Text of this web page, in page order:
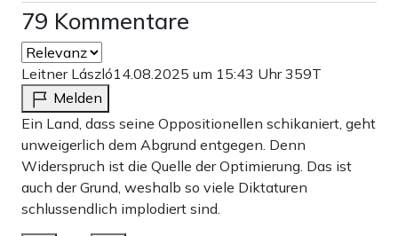
79 Kommentare
Leitner László14.08.2025 um 15:43 Uhr359T
Melden
Ein Land, dass seine Oppositionellen schikaniert, geht
unweigerlich dem Abgrund entgegen. Denn
Widerspruch ist die Quelle der Optimierung. Das ist
auch der Grund, weshalb so viele Diktaturen
schlussendlich implodiert sind.